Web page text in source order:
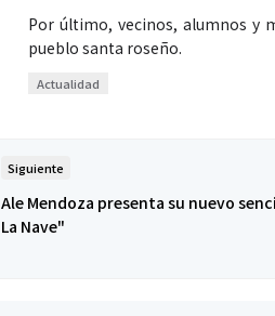
Por último, vecinos, alumnos y
pueblo santa roseño.
Actualidad
Siguiente
Ale Mendoza presenta su nuevo
La Nave"